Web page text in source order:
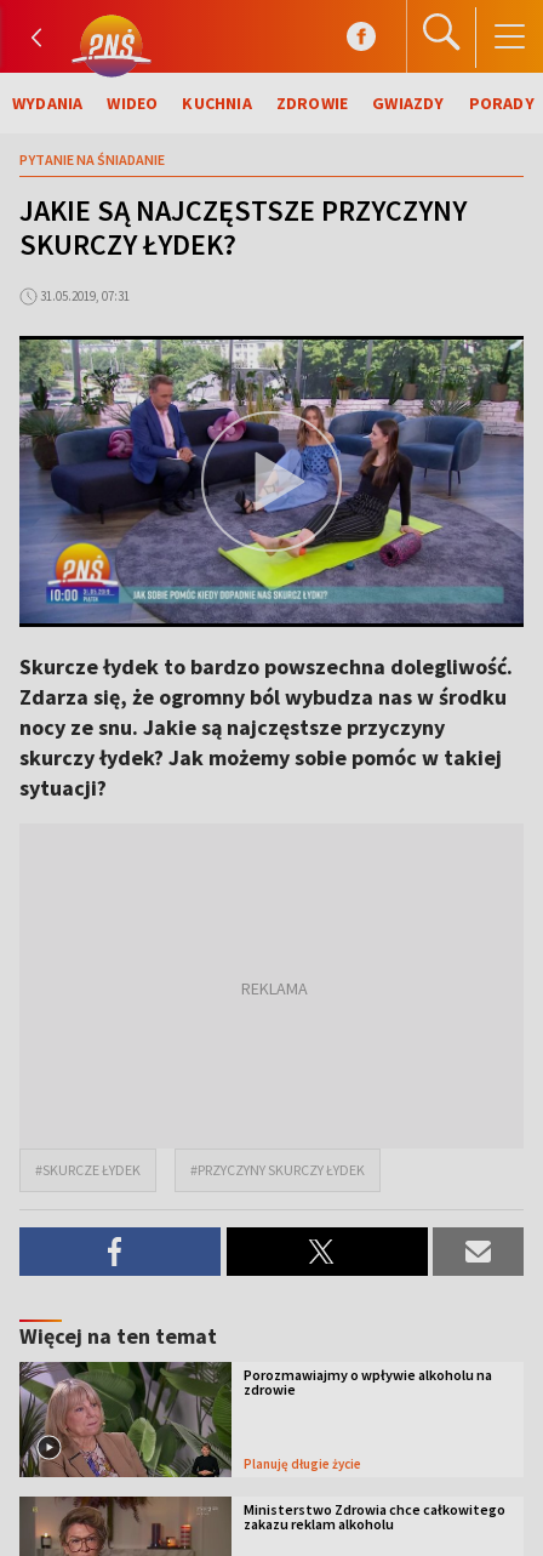
WYDANIA WIDEO KUCHNIA ZDROWIE GWIAZDY PORADY
PYTANIE NA ŚNIADANIE
JAKIE SĄ NAJCZĘSTSZE PRZYCZYNY
SKURCZY ŁYDEK?
31.05.2019, 07:31
Skurcze łydek to bardzo powszechna dolegliwość.
Zdarza się, że ogromny ból wybudza nas w środku
nocy ze snu. Jakie są najczęstsze przyczyny
skurczy łydek? Jak możemy sobie pomóc w takiej
sytuacji?
#SKURCZE ŁYDEK #PRZYCZYNY SKURCZY ŁYDEK
Więcej na ten temat
Porozmawiajmy o wpływie alkoholu na
zdrowie
Planuję długie życie
Ministerstwo Zdrowia chce całkowitego
zakazu reklam alkoholu